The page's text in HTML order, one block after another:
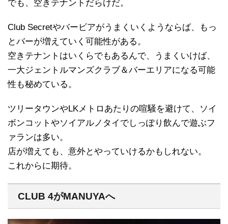
でも、空きテナントだらけだ。
Club Secretやバービアがうまくいくようならば、もっ
とバーが増えていく可能性がある。
空きテナントはいくらでもあるんで、うまくいけば、
一大ジェントルマンズクラブ＆バーエリアになる可能
性も秘めている。
ツリータウンやLKメトロあたりの喧騒を避けて、ソイ
ボンコットやソイアルノタイでしっぽり飲んで遊ぶフ
ァランは多い。
店が増えても、意外とやっていけるかもしれない。
これからに期待。
CLUB 4がMANUYAへ